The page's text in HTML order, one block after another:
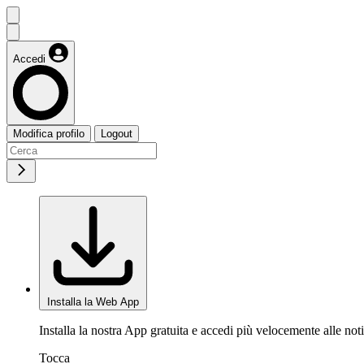
Accedi
Modifica profilo Logout
Installa la Web App
Installa la nostra App gratuita e accedi più velocemente alle
Tocca